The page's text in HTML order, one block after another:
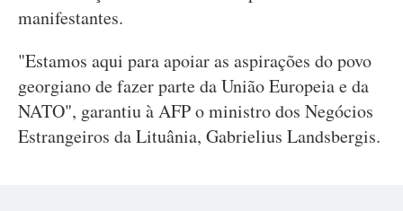
manifestantes.
"Estamos aqui para apoiar as aspirações do povo
georgiano de fazer parte da União Europeia e da
NATO", garantiu à AFP o ministro dos Negócios
Estrangeiros da Lituânia, Gabrielius Landsbergis.